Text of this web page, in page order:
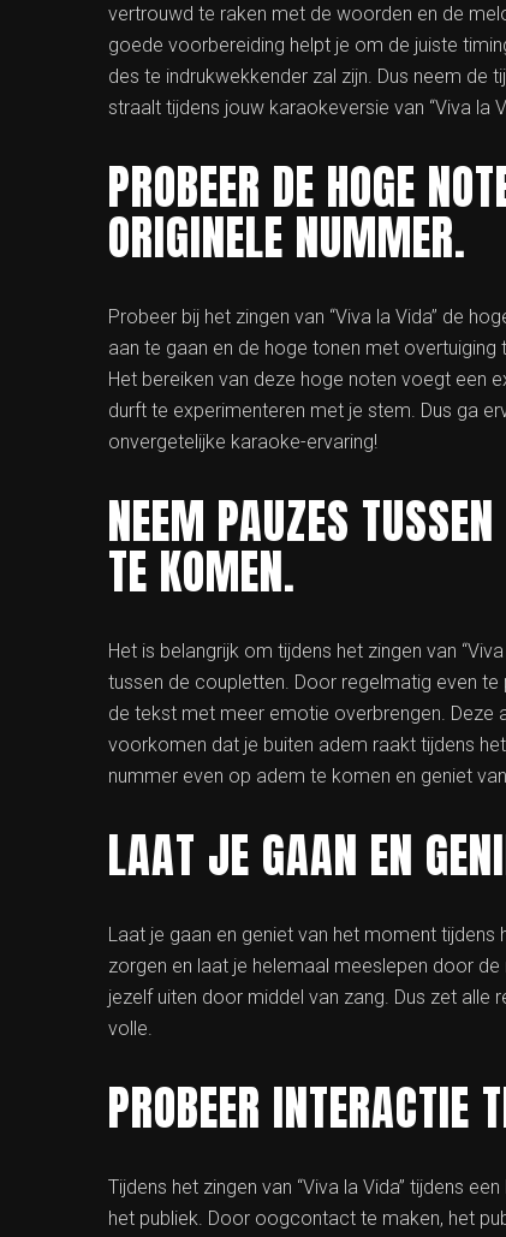
vertrouwd te raken met de woorden en de
goede voorbereiding helpt je om de juiste
des te indrukwekkender zal zijn. Dus neem
straalt tijdens jouw karaokeversie van “Viva la
PROBEER DE HOGE
ORIGINELE NUMMER.
Probeer bij het zingen van “Viva la Vida” de
aan te gaan en de hoge tonen met
Het bereiken van deze hoge noten voegt een
durft te experimenteren met je stem. Dus ga
onvergetelijke karaoke-ervaring!
NEEM PAUZES
TE KOMEN.
Het is belangrijk om tijdens het zingen van
tussen de coupletten. Door regelmatig even
de tekst met meer emotie overbrengen. Deze
voorkomen dat je buiten adem raakt tijdens
nummer even op adem te komen en geniet
LAAT JE GAAN EN
Laat je gaan en geniet van het moment tijdens
zorgen en laat je helemaal meeslepen door
jezelf uiten door middel van zang. Dus zet alle
volle.
PROBEER INTERACTIE
Tijdens het zingen van “Viva la Vida” tijdens
het publiek. Door oogcontact te maken, het